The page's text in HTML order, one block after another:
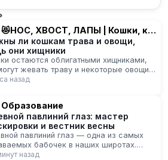
😻НОС, ХВОСТ, ЛАПЫ | Кошки, котики, котята
ли кошкам трава и овощи,
они хищники
остаются облигатными хищниками,
жевать траву и некоторые овощи:
помогает пищеварению и
мята используется для игр и
к когтеточкам.
назад
Образование
павлиний глаз: мастер
и вестник весны
павлиний глаз — одна из самых
бабочек в наших широтах.
название она получила благодаря
назад